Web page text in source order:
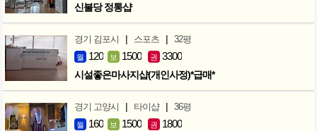
신불당 정통샵
경기 김포시 | 스포츠 | 32평
월 120 보 1500 권 3300
시설좋은마사지샵(개인사정)*급매*
경기 고양시 | 타이샵 | 36평
월 160 보 1500 권 1800